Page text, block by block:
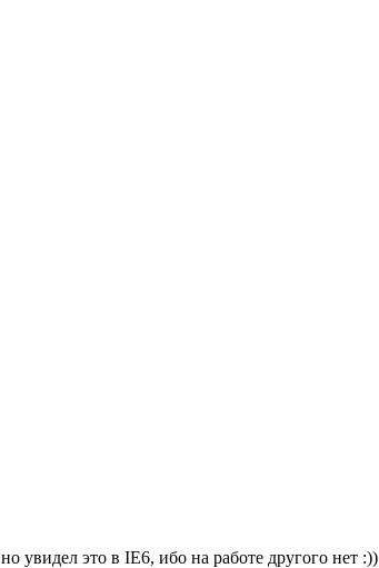
увидел это в IE6, ибо на работе другого нет :))